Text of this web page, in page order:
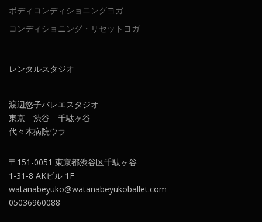
ボディコンディショニングヨガ
コンディショニング・リセットヨガ
レンタルスタジオ
渡辺悠子バレエスタジオ
東京 渋谷 千駄ヶ谷
代々木病院ウラ
〒151-0051 東京都渋谷区千駄ヶ谷
1-31-8 AKビル 1F
watanabeyuko@watanabeyukoballet.com
05036960088